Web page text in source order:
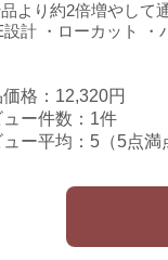
より約2倍増やして
設計 ・ローカット
格：12,320円
ュー件数：1件
ュー平均：5（5点満